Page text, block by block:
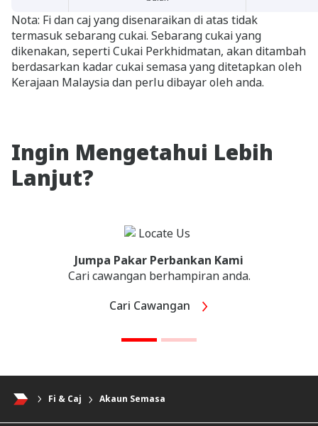
Nota: Fi dan caj yang disenaraikan di atas tidak
termasuk sebarang cukai. Sebarang cukai yang
dikenakan, seperti Cukai Perkhidmatan, akan ditambah
berdasarkan kadar cukai semasa yang ditetapkan oleh
Kerajaan Malaysia dan perlu dibayar oleh anda.
Ingin Mengetahui Lebih
Lanjut?
Jumpa Pakar Perbankan Kami
Cari cawangan berhampiran anda.
Cari Cawangan
Fi & Caj Akaun Semasa